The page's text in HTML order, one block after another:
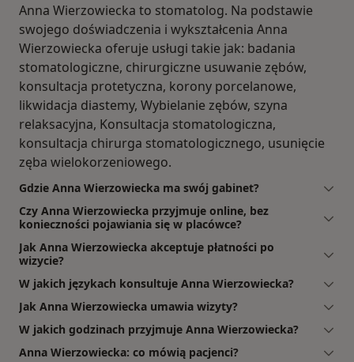
Anna Wierzowiecka to stomatolog. Na podstawie
swojego doświadczenia i wykształcenia Anna
Wierzowiecka oferuje usługi takie jak: badania
stomatologiczne, chirurgiczne usuwanie zębów,
konsultacja protetyczna, korony porcelanowe,
likwidacja diastemy, Wybielanie zębów, szyna
relaksacyjna, Konsultacja stomatologiczna,
konsultacja chirurga stomatologicznego, usunięcie
zęba wielokorzeniowego.
Gdzie Anna Wierzowiecka ma swój gabinet?
Czy Anna Wierzowiecka przyjmuje online, bez
konieczności pojawiania się w placówce?
Jak Anna Wierzowiecka akceptuje płatności po
wizycie?
W jakich językach konsultuje Anna Wierzowiecka?
Jak Anna Wierzowiecka umawia wizyty?
W jakich godzinach przyjmuje Anna Wierzowiecka?
Anna Wierzowiecka: co mówią pacjenci?